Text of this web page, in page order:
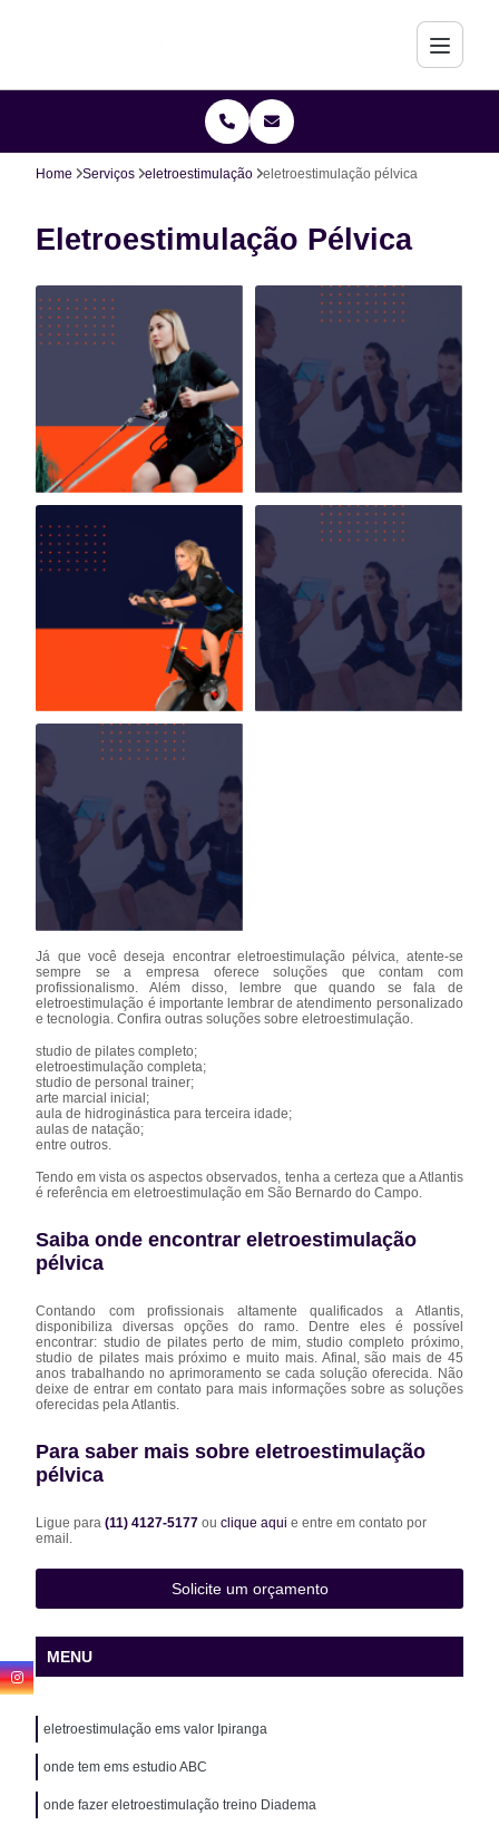
Home Serviços eletroestimulação eletroestimulação pélvica
Eletroestimulação Pélvica
Já que você deseja encontrar eletroestimulação pélvica, atente-se
sempre se a empresa oferece soluções que contam com
profissionalismo. Além disso, lembre que quando se fala de
eletroestimulação é importante lembrar de atendimento personalizado
e tecnologia. Confira outras soluções sobre eletroestimulação.
studio de pilates completo;
eletroestimulação completa;
studio de personal trainer;
arte marcial inicial;
aula de hidroginástica para terceira idade;
aulas de natação;
entre outros.
Tendo em vista os aspectos observados, tenha a certeza que a Atlantis
é referência em eletroestimulação em São Bernardo do Campo.
Saiba onde encontrar eletroestimulação
pélvica
Contando com profissionais altamente qualificados a Atlantis,
disponibiliza diversas opções do ramo. Dentre eles é possível
encontrar: studio de pilates perto de mim, studio completo próximo,
studio de pilates mais próximo e muito mais. Afinal, são mais de 45
anos trabalhando no aprimoramento se cada solução oferecida. Não
deixe de entrar em contato para mais informações sobre as soluções
oferecidas pela Atlantis.
Para saber mais sobre eletroestimulação
pélvica
Ligue para(11) 4127-5177ouclique aqui e entre em contato por
email.
Solicite um orçamento
MENU
eletroestimulação ems valor Ipiranga
onde tem ems estudio ABC
onde fazer eletroestimulação treino Diadema